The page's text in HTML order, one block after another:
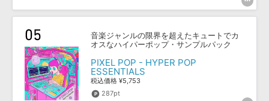
音楽ジャンルの限界を超えたキュートでカ
オスなハイパーポップ・サンプルパック
PIXEL POP - HYPER POP
ESSENTIALS
税込価格 ¥5,753
287pt